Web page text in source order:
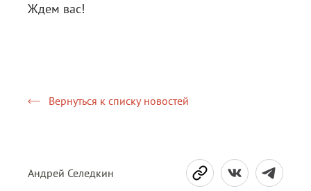
Ждем вас!
Вернуться к списку новостей
Андрей Селедкин